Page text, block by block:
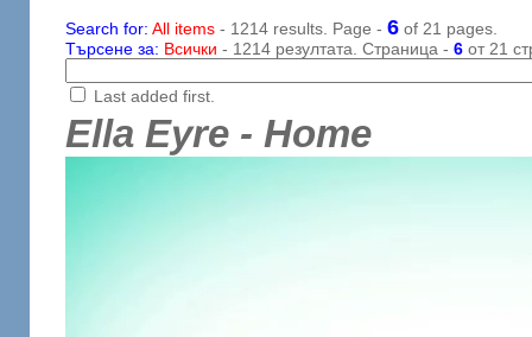
Search for: All items- 1214 results. Page - 6of 21 pages.
Търсене за: Всички - 1214 резултата. Страница - 6от 21
Last added first.
Ella Eyre - Home